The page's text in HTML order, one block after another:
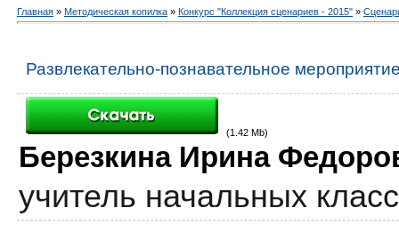
Главная » Методическая копилка » Конкурс "Коллекция сценариев - 2015" »
Развлекательно-познавательное
(1.42 Mb)
Березкина Ирина
учитель начальных